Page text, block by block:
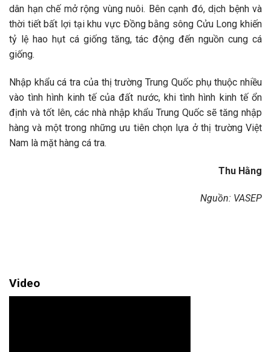
dân hạn chế mở rộng vùng nuôi. Bên cạnh đó, dịch bệnh và
thời tiết bất lợi tại khu vực Đồng bằng sông Cửu Long khiến
tỷ lệ hao hụt cá giống tăng, tác động đến nguồn cung cá
giống.
Nhập khẩu cá tra của thị trường Trung Quốc phụ thuộc nhiều
vào tình hình kinh tế của đất nước, khi tình hình kinh tế ổn
định và tốt lên, các nhà nhập khẩu Trung Quốc sẽ tăng nhập
hàng và một trong những ưu tiên chọn lựa ở thị trường Việt
Nam là mặt hàng cá tra.
Thu Hằng
Nguồn: VASEP
Video